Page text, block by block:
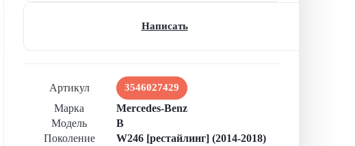
Написать
Артикул 3546027429
Марка
Mercedes-Benz
Модель
B
Поколение
W246 [рестайлинг] (2014-2018)